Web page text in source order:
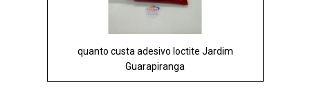
quanto custa adesivo loctite Jardim
Guarapiranga